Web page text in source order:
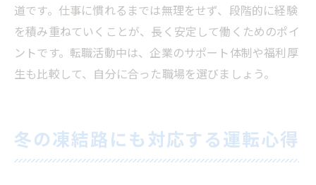
道です。仕事に慣れるまでは無理をせず、段階的に経験
を積み重ねていくことが、長く安定して働くためのポイ
ントです。転職活動中は、企業のサポート体制や福利厚
生も比較して、自分に合った職場を選びましょう。
冬の凍結路にも対応する運転心得